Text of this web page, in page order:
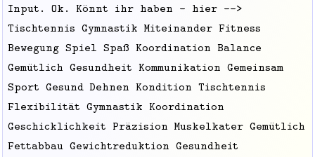
Input. Ok. Könnt ihr haben - hier -->
Tischtennis Gymnastik Miteinander Fitness
Bewegung Spiel Spaß Koordination Balance
Gemütlich Gesundheit Kommunikation Gemeinsam
Sport Gesund Dehnen Kondition Tischtennis
Flexibilität Gymnastik Koordination
Geschicklichkeit Präzision Muskelkater Gemütlich
Fettabbau Gewichtreduktion Gesundheit